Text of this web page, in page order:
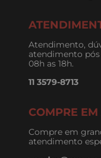
Atendimento,
atendimento pós
08h as 18h.
11 3579-8713
COMPRE
Compre em
atendimento